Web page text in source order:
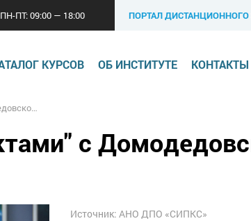
ПТ: 09:00 — 18:00 ПОРТАЛ ДИСТАНЦИОННОГО
КУРСОВ ОБ ИНСТИТУТЕ КОНТАКТЫ
с
Источник: АНО ДПО «СИПКС»